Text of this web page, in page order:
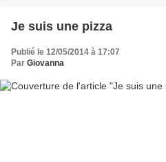
Je suis une pizza
Publié le 12/05/2014 à 17:07
Par Giovanna